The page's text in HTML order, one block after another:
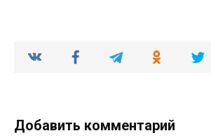
Добавить комментарий